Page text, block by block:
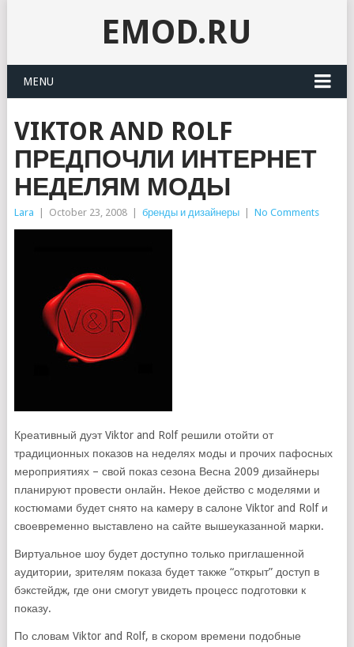
EMOD.RU
MENU
VIKTOR AND ROLF
ПРЕДПОЧЛИ ИНТЕРНЕТ
НЕДЕЛЯМ МОДЫ
Lara October 23, 2008 бренды и дизайнеры No Comments
Креативный дуэт Viktor and Rolf решили отойти от
традиционных показов на неделях моды и прочих пафосных
мероприятиях – свой показ сезона Весна 2009 дизайнеры
планируют провести онлайн. Некое действо с моделями и
костюмами будет снято на камеру в салоне Viktor and Rolf и
своевременно выставлено на сайте вышеуказанной марки.
Виртуальное шоу будет доступно только приглашенной
аудитории, зрителям показа будет также “открыт” доступ в
бэкстейдж, где они смогут увидеть процесс подготовки к
показу.
По словам Viktor and Rolf, в скором времени подобные